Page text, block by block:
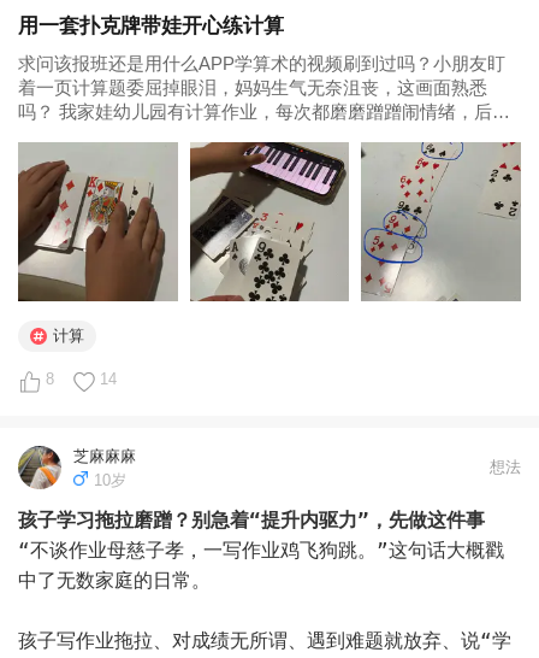
用一套扑克牌带娃开心练计算
求问该报班还是用什么APP学算术的视频刷到过吗？小朋友盯
着一页计算题委屈掉眼泪，妈妈生气无奈沮丧，这画面熟悉
吗？ 我家娃幼儿园有计算作业，每次都磨磨蹭蹭闹情绪，后来
计算
8 14
芝麻麻麻
10岁
想法
孩子学习拖拉磨蹭？别急着“提升内驱力”，先做这件事
“不谈作业母慈子孝，一写作业鸡飞狗跳。”这句话大概戳
中了无数家庭的日常。
孩子写作业拖拉、对成绩无所谓、遇到难题就放弃、说“学